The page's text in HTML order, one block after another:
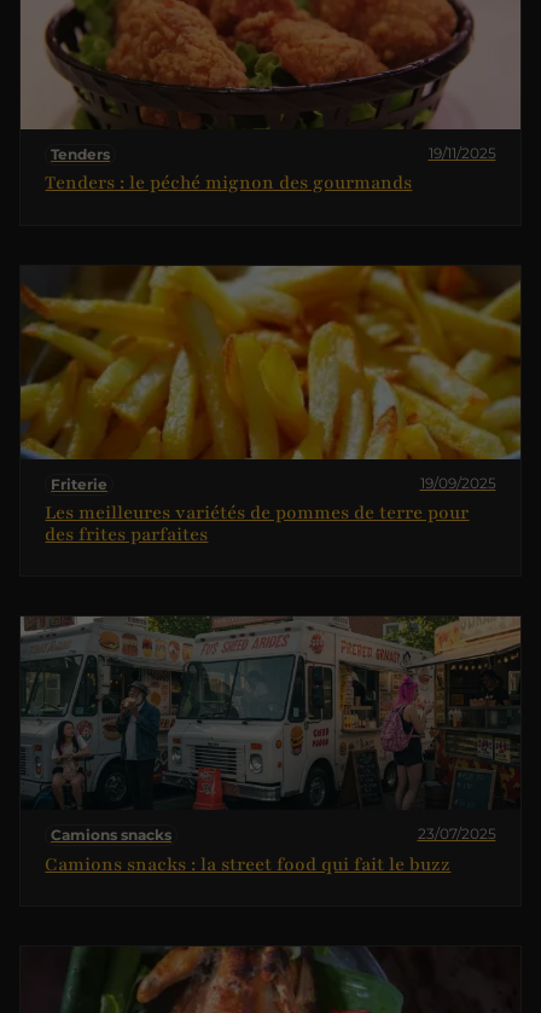
Tenders 19/11/2025
Tenders : le péché mignon des gourmands
Friterie 19/09/2025
Les meilleures variétés de pommes de terre pour
des frites parfaites
Camions snacks 23/07/2025
Camions snacks : la street food qui fait le buzz